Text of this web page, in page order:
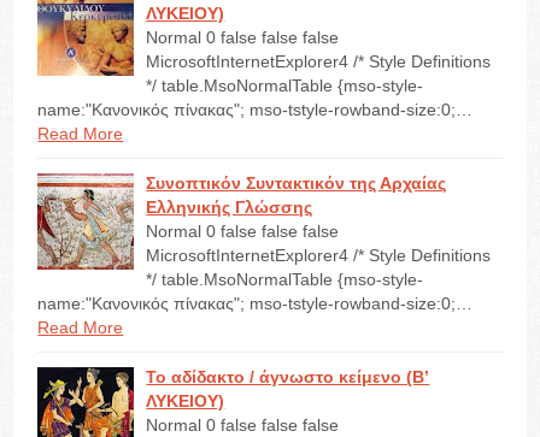
ΛΥΚΕΙΟΥ)
Normal 0 false false false
MicrosoftInternetExplorer4 /* Style Definitions
*/ table.MsoNormalTable {mso-style-
name:"Κανονικός πίνακας"; mso-tstyle-rowband-size:0;…
Read More
Συνοπτικόν Συντακτικόν της Αρχαίας
Ελληνικής Γλώσσης
Normal 0 false false false
MicrosoftInternetExplorer4 /* Style Definitions
*/ table.MsoNormalTable {mso-style-
name:"Κανονικός πίνακας"; mso-tstyle-rowband-size:0;…
Read More
Το αδίδακτο / άγνωστο κείμενο (Β’
ΛΥΚΕΙΟΥ)
Normal 0 false false false